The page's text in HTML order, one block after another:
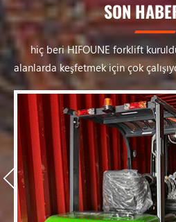
SON
hiç beri HIFOUNE forklift
alanlarda keşfetmek için çok
kaliteli hizmetimiz sürekli destek
daha fazlasını bekliyoruz iş-